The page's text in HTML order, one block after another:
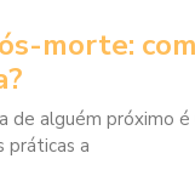
morte:
de alguém próximo
práticas a